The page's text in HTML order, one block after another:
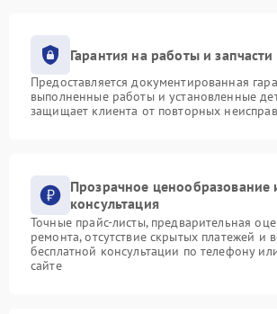
Гарантия на работы и запчасти
Предоставляется документированная
выполненные работы и установленные
защищает клиента от повторных
Прозрачное ценообразование
консультация
Точные прайс-листы, предварительная
ремонта, отсутствие скрытых платежей и
бесплатной консультации по телефону
сайте